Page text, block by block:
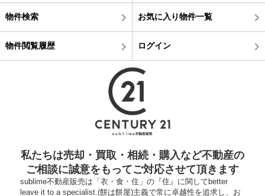
物件検索 お気に入り物件一覧
物件閲覧履歴 ログイン
私たちは売却・買取・相続・購入など不動産の
ご相談に誠意をもってご対応させて頂きます
sublime不動産販売は「衣・食・住」の『住』に関してbetter
leave it to a specialist.(餅は餅屋)主義で常に卓越性を追求し、お